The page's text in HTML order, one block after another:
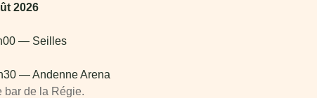
2026
— Seilles
— Andenne Arena
bar de la Régie.